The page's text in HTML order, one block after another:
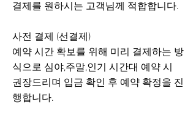
결제를 원하시는 고객님께 적합합니다.
사전 결제 (선결제)
​예약 시간 확보를 위해 미리 결제하는 방
식으로 심야,주말,인기 시간대 예약 시
권장드리며 입금 확인 후 예약 확정을 진
행합니다.